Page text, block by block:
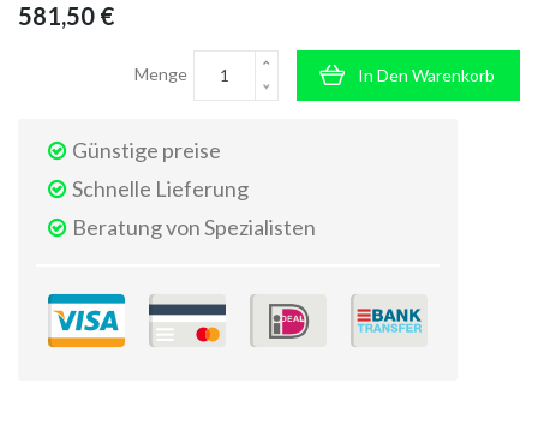
581,50 €
Menge In Den Warenkorb
Günstige preise
Schnelle Lieferung
Beratung von Spezialisten